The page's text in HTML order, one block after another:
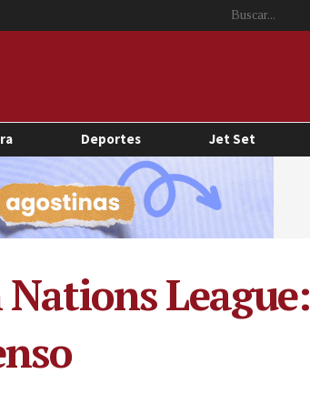
Deportes Jet Set
League: